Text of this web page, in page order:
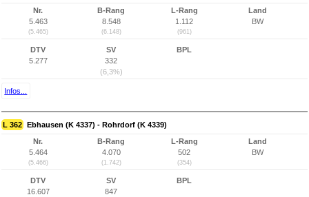
Nr.
5.463
(5.465)
B-Rang
8.548
(6.148)
L-Rang
1.112
(961)
Land
BW
DTV
5.277
SV
332
(6,3%)
BPL
Infos...
L 362 Ebhausen (K 4337) - Rohrdorf (K 4339)
Nr.
5.464
(5.466)
B-Rang
4.070
(1.742)
L-Rang
502
(354)
Land
BW
DTV
16.607
SV
847
BPL